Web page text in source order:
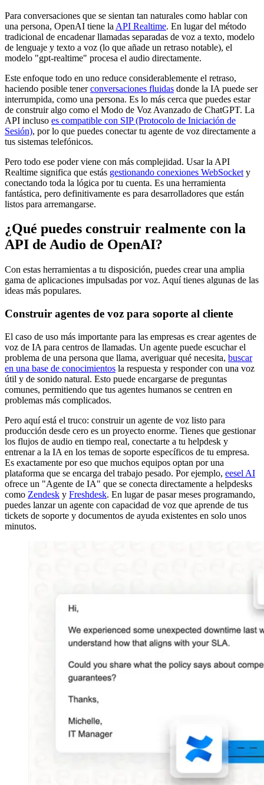
Para conversaciones que se sientan tan naturales como hablar con
una persona, OpenAI tiene la API Realtime. En lugar del método
tradicional de encadenar llamadas separadas de voz a texto, modelo
de lenguaje y texto a voz (lo que añade un retraso notable), el
modelo "gpt-realtime" procesa el audio directamente.
Este enfoque todo en uno reduce considerablemente el retraso,
haciendo posible tenerconversaciones fluidas donde la IA puede ser
interrumpida, como una persona. Es lo más cerca que puedes estar
de construir algo como el Modo de Voz Avanzado de ChatGPT. La
API incluso es compatible con SIP (Protocolo de Iniciación de
Sesión), por lo que puedes conectar tu agente de voz directamente a
tus sistemas telefónicos.
Pero todo ese poder viene con más complejidad. Usar la API
Realtime significa que estás gestionando conexiones WebSocket y
conectando toda la lógica por tu cuenta. Es una herramienta
fantástica, pero definitivamente es para desarrolladores que están
listos para arremangarse.
¿Qué puedes construir realmente con la
API de Audio de OpenAI?
Con estas herramientas a tu disposición, puedes crear una amplia
gama de aplicaciones impulsadas por voz. Aquí tienes algunas de las
ideas más populares.
Construir agentes de voz para soporte al cliente
El caso de uso más importante para las empresas es crear agentes de
voz de IA para centros de llamadas. Un agente puede escuchar el
problema de una persona que llama, averiguar qué necesita, buscar
en una base de conocimientos la respuesta y responder con una voz
útil y de sonido natural. Esto puede encargarse de preguntas
comunes, permitiendo que tus agentes humanos se centren en
problemas más complicados.
Pero aquí está el truco: construir un agente de voz listo para
producción desde cero es un proyecto enorme. Tienes que gestionar
los flujos de audio en tiempo real, conectarte a tu helpdesk y
entrenar a la IA en los temas de soporte específicos de tu empresa.
Es exactamente por eso que muchos equipos optan por una
plataforma que se encarga del trabajo pesado. Por ejemplo, eesel AI
ofrece un "Agente de IA" que se conecta directamente a helpdesks
como Zendesk y Freshdesk. En lugar de pasar meses programando,
puedes lanzar un agente con capacidad de voz que aprende de tus
tickets de soporte y documentos de ayuda existentes en solo unos
minutos.